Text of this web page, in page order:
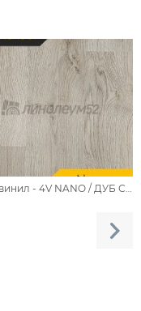
Кварцвинил - 4V NANO / ДУБ СВЕТЛЫЙ ZH-81110-8